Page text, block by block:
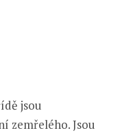
jsou
zemřelého. Jsou